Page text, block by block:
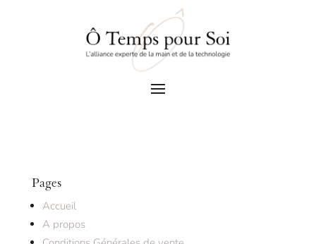
Pages
Accueil
A propos